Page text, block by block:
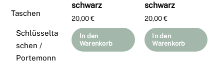
schwarz
20,00€
In den
Warenkorb
schwarz
20,00€
In den
Warenkorb
Taschen
Schlüsselta
schen /
Portemonn